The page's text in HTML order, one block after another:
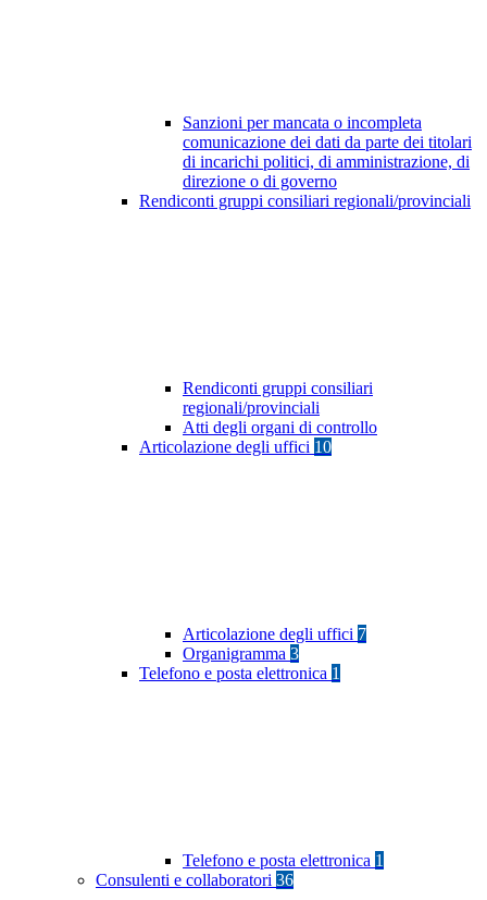
Sanzioni per mancata o incompleta
comunicazione dei dati da parte dei titolari
di incarichi politici, di amministrazione, di
direzione o di governo
Rendiconti gruppi consiliari regionali/provinciali
Rendiconti gruppi consiliari
regionali/provinciali
Atti degli organi di controllo
Articolazione degli uffici 10
Articolazione degli uffici 7
Organigramma 3
Telefono e posta elettronica 1
Telefono e posta elettronica 1
Consulenti e collaboratori 36